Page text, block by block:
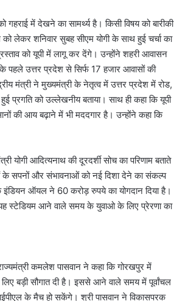
में देखने का सामर्थ्य है। किसी विषय को बारीकी
लेकर शनिवार सुबह सीएम योगी के साथ हुई चर्चा का
को यूपी में लागू कर देंगे। उन्होंने शहरी आवासन
उत्तर प्रदेश से सिर्फ 17 हजार आवासों की
मंत्री ने मुख्यमंत्री के नेतृत्व में उत्तर प्रदेश में रोड,
प्रगति को उल्लेखनीय बताया। साथ ही कहा कि यूपी
की आय बढ़ाने में भी मददगार है। उन्होंने कहा कि
आदित्यनाथ की दूरदर्शी सोच का परिणाम बताते
के सपनों और संभावनाओं को नई दिशा देने का संकल्प
इंडियन ऑयल ने 60 करोड़ रुपये का योगदान दिया है।
यह स्टेडियम आने वाले समय के युवाओ के लिए प्रेरणा का
कमलेश पासवान ने कहा कि गोरखपुर में
बड़ी सौगात दी है। इससे आने वाले समय में पूर्वांचल
के मैच हो सकेंगे। श्री पासवान ने विकासपरक